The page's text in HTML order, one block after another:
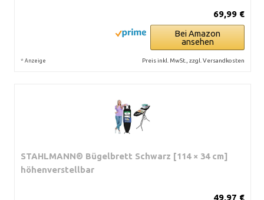
69,99 €
Bei Amazon
ansehen
* Anzeige Preis inkl. MwSt., zzgl. Versandkosten
STAHLMANN® Bügelbrett Schwarz [114 × 34 cm]
höhenverstellbar
49,97 €